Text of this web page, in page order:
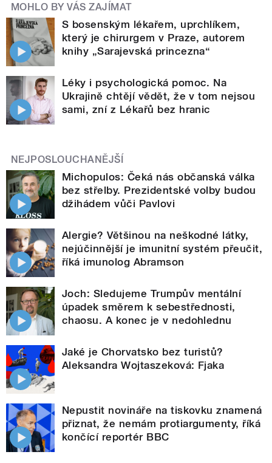
MOHLO BY VÁS ZAJÍMAT
S bosenským lékařem, uprchlíkem,
který je chirurgem v Praze, autorem
knihy „Sarajevská princezna“
Léky i psychologická pomoc. Na
Ukrajině chtějí vědět, že v tom nejsou
sami, zní z Lékařů bez hranic
NEJPOSLOUCHANĚJŠÍ
Michopulos: Čeká nás občanská válka
bez střelby. Prezidentské volby budou
džihádem vůči Pavlovi
Alergie? Většinou na neškodné látky,
nejúčinnější je imunitní systém přeučit,
říká imunolog Abramson
Joch: Sledujeme Trumpův mentální
úpadek směrem k sebestřednosti,
chaosu. A konec je v nedohlednu
Jaké je Chorvatsko bez turistů?
Aleksandra Wojtaszeková: Fjaka
Nepustit novináře na tiskovku znamená
přiznat, že nemám protiargumenty, říká
končící reportér BBC